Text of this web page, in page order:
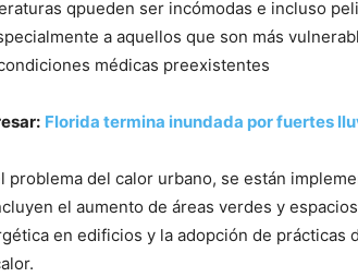
qpueden ser incómodas e incluso
a aquellos que son más
médicas preexistentes
Florida termina inundada por fuertes
problema del calor urbano, se están
el aumento de áreas verdes y
en edificios y la adopción de prácticas